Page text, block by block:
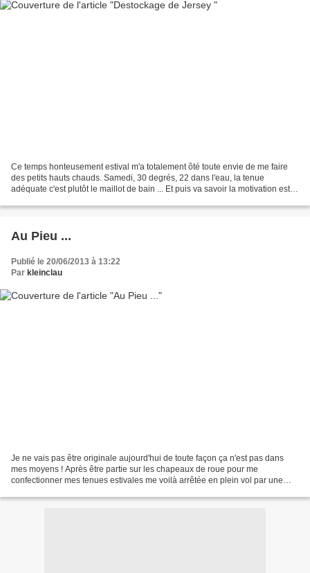
Ce temps honteusement estival m'a totalement ôté toute envie de me faire
des petits hauts chauds. Samedi, 30 degrés, 22 dans l'eau, la tenue
adéquate c'est plutôt le maillot de bain ... Et puis va savoir la motivation est
Au Pieu ...
Publié le 20/06/2013 à 13:22
Par kleinclau
Je ne vais pas être originale aujourd'hui de toute façon ça n'est pas dans
mes moyens ! Après être partie sur les chapeaux de roue pour me
confectionner mes tenues estivales me voilà arrêtée en plein vol par une